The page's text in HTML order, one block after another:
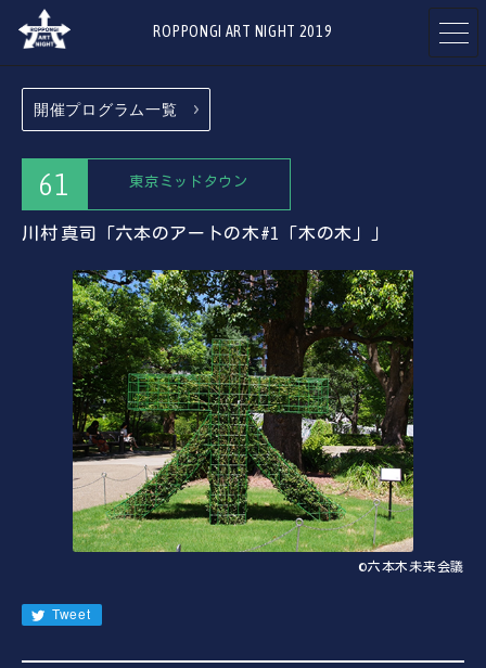
ROPPONGI ART NIGHT 2019
開催概要
プログラム アーティスト
参加ギャラリー
・施設
ART GALLERIES
& FACILITIES
参加店舗
RESTAURANTS
& SHOPS
開催プログラム一覧
61 東京ミッドタウン
川村 真司「六本のアートの木#1「木の木」」
©六本木未来会議
Tweet